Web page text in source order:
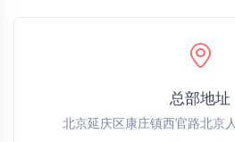
总部地址
北京延庆区康庄镇西官路北京